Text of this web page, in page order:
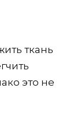
ткань
это не